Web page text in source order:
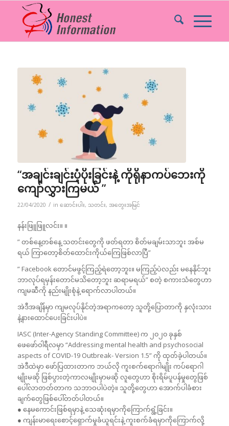
“အချင်းချင်းပံ့ပိုးခြင်းနဲ့ ကိုရိုနာကပ်ဘေးကို
ကျော်လွှားကြမယ် ”
22/04/2020 / in ဆောင်းပါး, သတင်း, အတွေးအမြင်
နန်းဖြူဖြူလင်း။ ။
” တစ်နေ့တစ်နေ့ သတင်းတွေကို ဖတ်ရတာ စိတ်မချမ်းသာဘူး အစ်မ
ရယ် ကြာတော့စိတ်ထောင်းကိုယ်ကြေဖြစ်လာပြီ”
” Facebook တောင်မဖွင့်ကြည့်ရဲတော့ဘူး။ မကြည့်ပဲလည်း မနေနိုင်ဘူး
ဘာလုပ်ရမှန်းတောင်မသိတော့ဘူး ဆရာမရယ်” စတဲ့ စကားသံတွေဟာ
ကျမဆီကို နည်းမျိုးစုံနဲ့ ရောက်လာပါတယ်။
အဲဒီအချိန်မှာ ကျမလုပ်နိုင်တဲ့အရာကတော့ သူတို့ပြောတာကို နှလုံးသား
နဲ့နားထောင်ပေးခြင်းပါပဲ။
IASC (Inter-Agency Standing Committee) က ၂၀၂၀ ခုနှစ်
ဖေဖော်ဝါရီလမှာ “Addressing mental health and psychosocial
aspects of COVID-19 Outbreak- Version 1.5” ကို ထုတ်ခဲ့ပါတယ်။
အဲဒီထဲမှာ ဖော်ပြထားတာက ဘယ်လို ကူးစက်ရောဂါမျိုး ကပ်ရောဂါ
မျိုးမဆို ဖြစ်ပွားတဲ့ကာလမျိုးမှာမဆို လူတွေဟာ စိုးရိမ်ပူပန်မှုတွေဖြစ်
ပေါ်လာတတ်တာက သဘာဝပါပဲတဲ့။ သူတို့တွေဟာ အောက်ပါခံစား
ချက်တွေဖြစ်ပေါ်တတ်ပါတယ်။
● နေမကောင်းဖြစ်ရမှာနဲ့ သေဆုံးရမှာကိုကြောက်ရွံ့ခြင်း။
● ကျန်းမာရေးစောင့်ရှောက်မှုခံယူရင်းနဲ့ ကူးစက်ခံရမှာကိုကြောက်လို့